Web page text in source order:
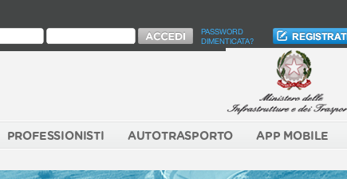
PASSWORD
DIMENTICATA?
PROFESSIONISTI AUTOTRASPORTO APP MOBILE